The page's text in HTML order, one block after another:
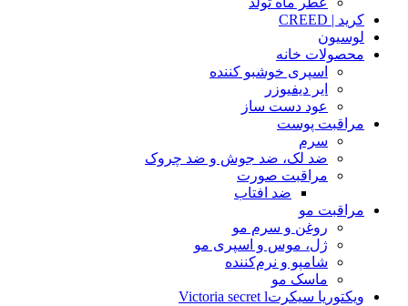
کرید | CREED
لوسیون
محصولات خانه
اسپری خوشبو کننده
ایر دیفیوزر
عود دست ساز
مراقبت پوست
سرم
ضد لک، ضد جوش و ضد چروک
مراقبت صورت
ضد افتاب
مراقبت مو
روغن و سرم مو
ژل، موس و اسپری مو
شامپو و نرم‌کننده
ماسک مو
ویکتوریا سیکرتVictoria secret l